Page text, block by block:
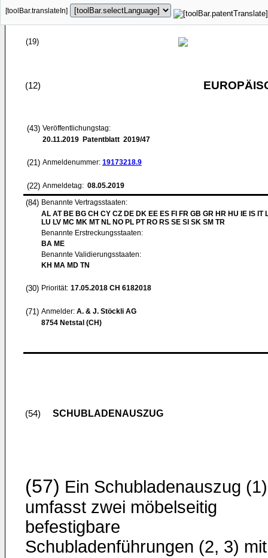
[toolBar.translateIn]
(19)
(12)
(43) Veröffentlichungstag:
20.11.2019 Patentblatt 2019/47
(21) Anmeldenummer: 19173218.9
(22) Anmeldetag: 08.05.2019
(84) Benannte Vertragsstaaten:
AL AT BE BG CH CY CZ DE DK EE ES FI FR GB GR HR HU IE IS IT
LU LV MC MK MT NL NO PL PT RO RS SE SI SK SM TR
Benannte Erstreckungsstaaten:
BA ME
Benannte Validierungsstaaten:
KH MA MD TN
(30) Priorität: 17.05.2018 CH 6182018
(71) Anmelder: A. & J. Stöckli AG
8754 Netstal (CH)
(54) SCHUBLADENAUSZUG
(57) Ein Schubladenauszug (1)
umfasst zwei möbelseitig
befestigbare
Schubladenführungen (2, 3) mit